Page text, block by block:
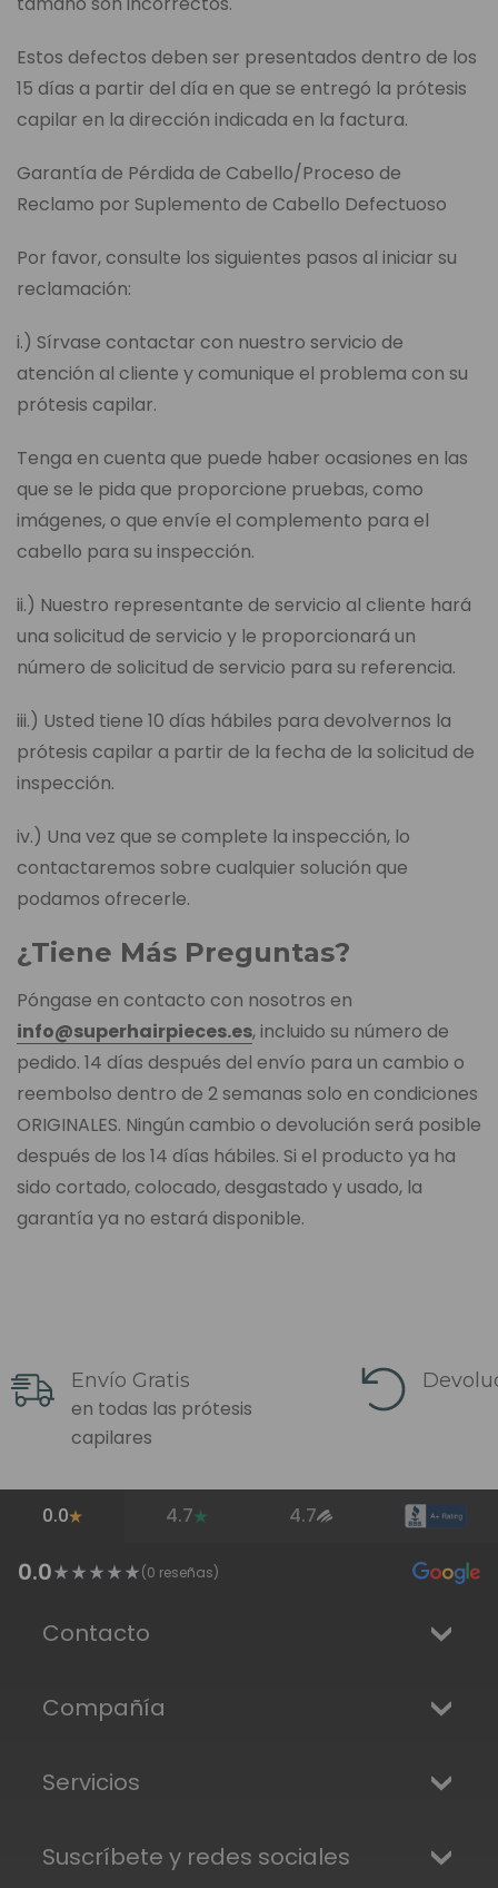
Estos defectos deben ser presentados dentro de los
15 días a partir del día en que se entregó la prótesis
capilar en la dirección indicada en la factura.
Garantía de Pérdida de Cabello/Proceso de
Reclamo por Suplemento de Cabello Defectuoso
Por favor, consulte los siguientes pasos al iniciar su
reclamación:
i.) Sírvase contactar con nuestro servicio de
atención al cliente y comunique el problema con su
prótesis capilar.
Tenga en cuenta que puede haber ocasiones en las
que se le pida que proporcione pruebas, como
imágenes, o que envíe el complemento para el
cabello para su inspección.
ii.) Nuestro representante de servicio al cliente hará
una solicitud de servicio y le proporcionará un
número de solicitud de servicio para su referencia.
iii.) Usted tiene 10 días hábiles para devolvernos la
prótesis capilar a partir de la fecha de la solicitud de
inspección.
iv.) Una vez que se complete la inspección, lo
contactaremos sobre cualquier solución que
podamos ofrecerle.
¿Tiene Más Preguntas?
Póngase en contacto con nosotros en
info@superhairpieces.es, incluido su número de
pedido. 14 días después del envío para un cambio o
reembolso dentro de 2 semanas solo en condiciones
ORIGINALES. Ningún cambio o devolución será posible
después de los 14 días hábiles. Si el producto ya ha
sido cortado, colocado, desgastado y usado, la
garantía ya no estará disponible.
Envío Gratis
en todas las prótesis
capilares
0.0 4.7 4.7
0.0 (0 reseñas)
Contacto
Compañía
Servicios
Suscríbete y redes sociales